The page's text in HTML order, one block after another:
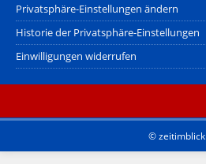
Privatsphäre-Einstellungen ändern
Historie der Privatsphäre-Einstellungen
Einwilligungen widerrufen
© zeitimblick